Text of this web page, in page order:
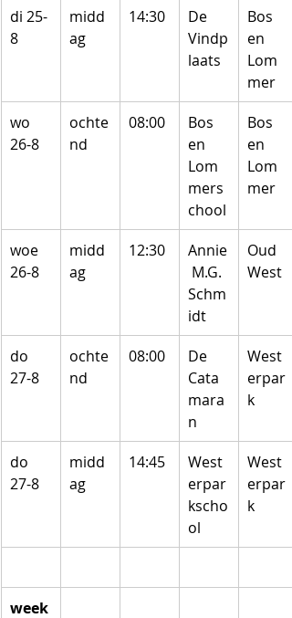
di 25-
8
midd
ag
14:30
De
Vindp
laats
Bos
en
Lom
mer
wo
26-8
ochte
nd
08:00
Bos
en
Lom
mers
chool
Bos
en
Lom
mer
woe
26-8
midd
ag
12:30
Annie
M.G.
Schm
idt
Oud
West
do
27-8
ochte
nd
08:00
De
Cata
mara
n
West
erpar
k
do
27-8
midd
ag
14:45
West
erpar
kscho
ol
West
erpar
k
week